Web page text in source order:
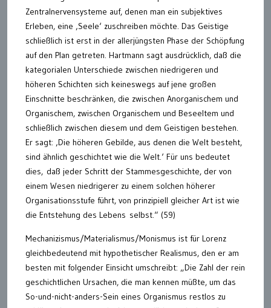
Zentralnervensysteme auf, denen man ein subjektives
Erleben, eine ‚Seele‘ zuschreiben möchte. Das Geistige
schließlich ist erst in der allerjüngsten Phase der Schöpfung
auf den Plan getreten. Hartmann sagt ausdrücklich, daß die
kategorialen Unterschiede zwischen niedrigeren und
höheren Schichten sich keineswegs auf jene großen
Einschnitte beschränken, die zwischen Anorganischem und
Organischem, zwischen Organischem und Beseeltem und
schließlich zwischen diesem und dem Geistigen bestehen.
Er sagt: ‚Die höheren Gebilde, aus denen die Welt besteht,
sind ähnlich geschichtet wie die Welt.‘ Für uns bedeutet
dies, daß jeder Schritt der Stammesgeschichte, der von
einem Wesen niedrigerer zu einem solchen höherer
Organisationsstufe führt, von prinzipiell gleicher Art ist wie
die Entstehung des Lebens selbst.“ (59)
Mechanizismus/Materialismus/Monismus ist für Lorenz
gleichbedeutend mit hypothetischer Realismus, den er am
besten mit folgender Einsicht umschreibt: „Die Zahl der rein
geschichtlichen Ursachen, die man kennen müßte, um das
So-und-nicht-anders-Sein eines Organismus restlos zu